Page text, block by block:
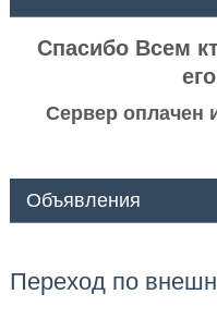
Спасибо Всем
Сервер оплачен
Объявления
Переход по